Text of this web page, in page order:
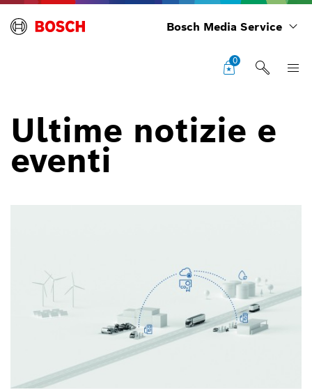
Bosch Media Service
0
Ultime notizie e
eventi